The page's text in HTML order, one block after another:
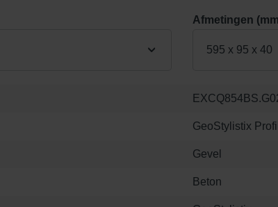
Afmetingen
595 x 95 x 40
GeoStylistix
Gevel
Beton